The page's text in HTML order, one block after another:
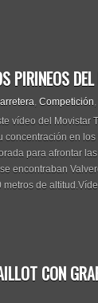
PIRINEOS
, Competición,
vídeo del Movistar
concentración en
para afrontar
encontraban
metros de
CON